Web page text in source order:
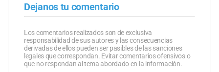
Dejanos tu comentario
Los comentarios realizados son de exclusiva
responsabilidad de sus autores y las consecuencias
derivadas de ellos pueden ser pasibles de las sanciones
legales que correspondan. Evitar comentarios ofensivos o
que no respondan al tema abordado en la información.